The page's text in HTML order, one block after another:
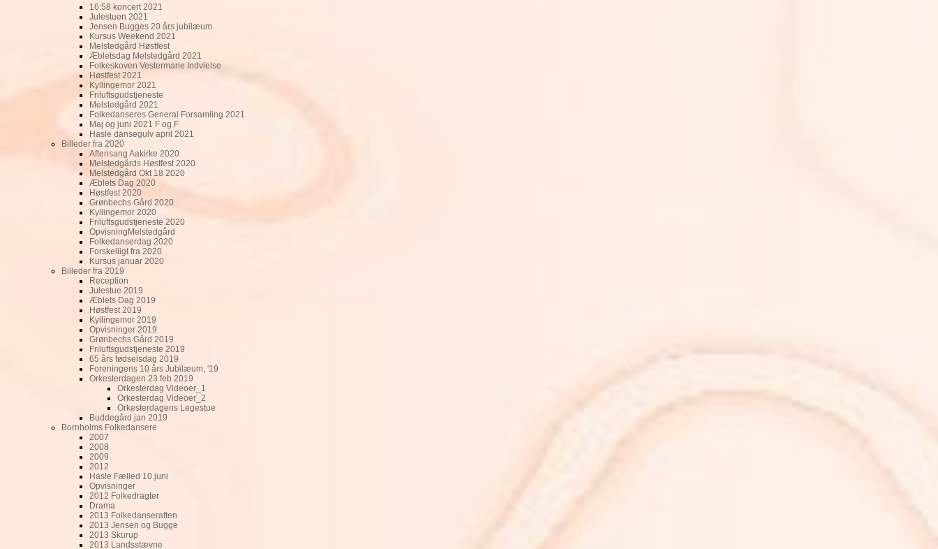
16:58 koncert 2021
Julestuen 2021
Jensen Bugges 20 års jubilæum
Kursus Weekend 2021
Melstedgård Høstfest
Æbletsdag Melstedgård 2021
Folkeskoven Vestermarie Indvielse
Høstfest 2021
Kyllingemor 2021
Friluftsgudstjeneste
Melstedgård 2021
Folkedanseres General Forsamling 2021
Maj og juni 2021 F og F
Hasle dansegulv april 2021
Billeder fra 2020
Aftensang Aakirke 2020
Melstedgårds Høstfest 2020
Melstedgård Okt 18 2020
Æblets Dag 2020
Høstfest 2020
Grønbechs Gård 2020
Kyllingemor 2020
Friluftsgudstjeneste 2020
OpvisningMelstedgård
Folkedanserdag 2020
Forskelligt fra 2020
Kursus januar 2020
Billeder fra 2019
Reception
Julestue 2019
Æblets Dag 2019
Høstfest 2019
Kyllingemor 2019
Opvisninger 2019
Grønbechs Gård 2019
Friluftsgudstjeneste 2019
65 års fødselsdag 2019
Foreningens 10 års Jubilæum, '19
Orkesterdagen 23 feb 2019
Orkesterdag Videoer_1
Orkesterdag Videoer_2
Orkesterdagens Legestue
Buddegård jan 2019
Bornholms Folkedansere
2007
2008
2009
2012
Hasle Fælled 10.juni
Opvisninger
2012 Folkedragter
Drama
2013 Folkedanseraften
2013 Jensen og Bugge
2013 Skurup
2013 Landsstævne